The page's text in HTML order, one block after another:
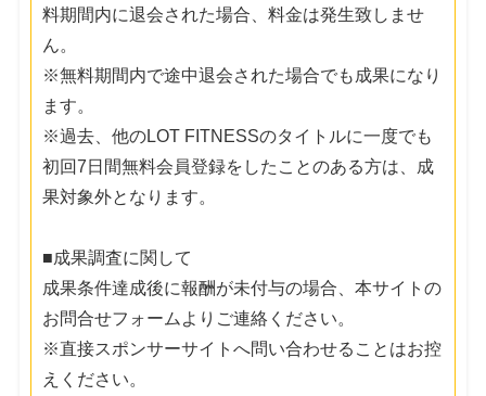
料期間内に退会された場合、料金は発生致しませ
ん。
※無料期間内で途中退会された場合でも成果になり
ます。
※過去、他のLOT FITNESSのタイトルに一度でも
初回7日間無料会員登録をしたことのある方は、成
果対象外となります。
■成果調査に関して
成果条件達成後に報酬が未付与の場合、本サイトの
お問合せフォームよりご連絡ください。
※直接スポンサーサイトへ問い合わせることはお控
えください。